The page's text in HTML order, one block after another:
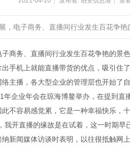
，电子商务、直播间行业发生百花争
商务、直播间行业发生百花争艳的景
手机上就能直播带货的优点，吸引住
主播，各大型企业的管理层也开始了
年企业年会在琼海博鳌举办，在提到
不容易感觉累，它是一种幸福快乐，
我开直播的缘故是在试着，这一时期
新闻媒体访谈时表明，以往很抵触网